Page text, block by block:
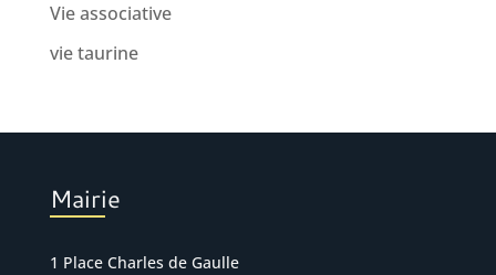
Vie associative
vie taurine
Mairie
1 Place Charles de Gaulle